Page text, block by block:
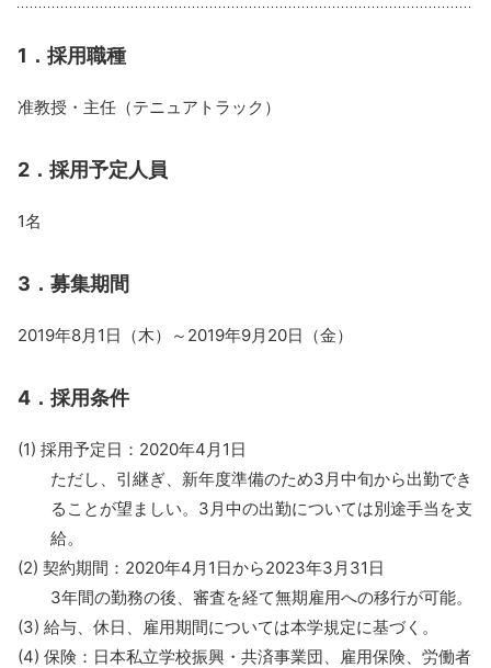
1．採用職種
准教授・主任（テニュアトラック）
2．採用予定人員
1名
3．募集期間
2019年8月1日（木）～2019年9月20日（金）
4．採用条件
(1) 採用予定日：2020年4月1日
ただし、引継ぎ、新年度準備のため3月中旬から出勤でき
ることが望ましい。3月中の出勤については別途手当を支
給。
(2) 契約期間：2020年4月1日から2023年3月31日
3年間の勤務の後、審査を経て無期雇用への移行が可能。
(3) 給与、休日、雇用期間については本学規定に基づく。
(4) 保険：日本私立学校振興・共済事業団、雇用保険、労働者